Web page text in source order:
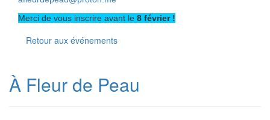
Merci de vous inscrire avant le 8 février !
Retour aux événements
À Fleur de Peau